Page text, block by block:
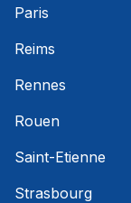
Paris
Reims
Rennes
Rouen
Saint-Etienne
Strasbourg